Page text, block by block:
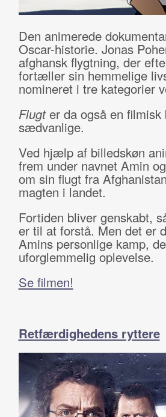
Den animerede
Oscar-historie. Jonas
afghansk flygtning, der
fortæller sin hemmelige
nomineret i tre kategorier
Flugter da også en
sædvanlige.
Ved hjælp af billedskøn
frem under navnet Amin
om sin flugt fra
magten i landet.
Fortiden bliver genskabt,
er til at forstå. Men det er
Amins personlige kamp,
uforglemmelig oplevelse.
Se filmen!
Retfærdighedens ryttere